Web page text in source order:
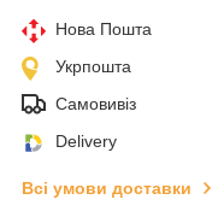
Нова Пошта
Укрпошта
Самовивіз
Delivery
Всі умови доставки